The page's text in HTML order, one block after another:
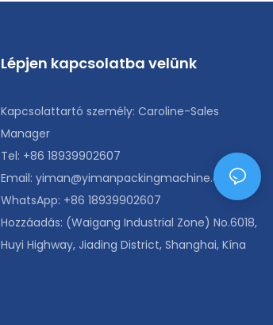
Lépjen kapcsolatba velünk
Kapcsolattartó személy: Caroline-Sales
Manager
Tel: +86 18939902607
Email: yiman@yimanpackingmachine.com
WhatsApp: +86 18939902607
Hozzáadás: (Waigang Industrial Zone) No.6018,
Huyi Highway, Jiading District, Shanghai, Kína